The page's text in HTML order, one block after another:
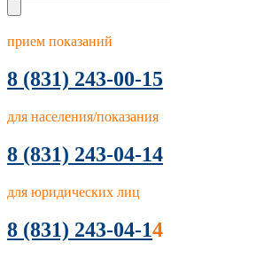
прием показаний
8 (831) 243-00-15
для населения/показания
8 (831) 243-04-14
для юридических лиц
8 (831) 243-04-14